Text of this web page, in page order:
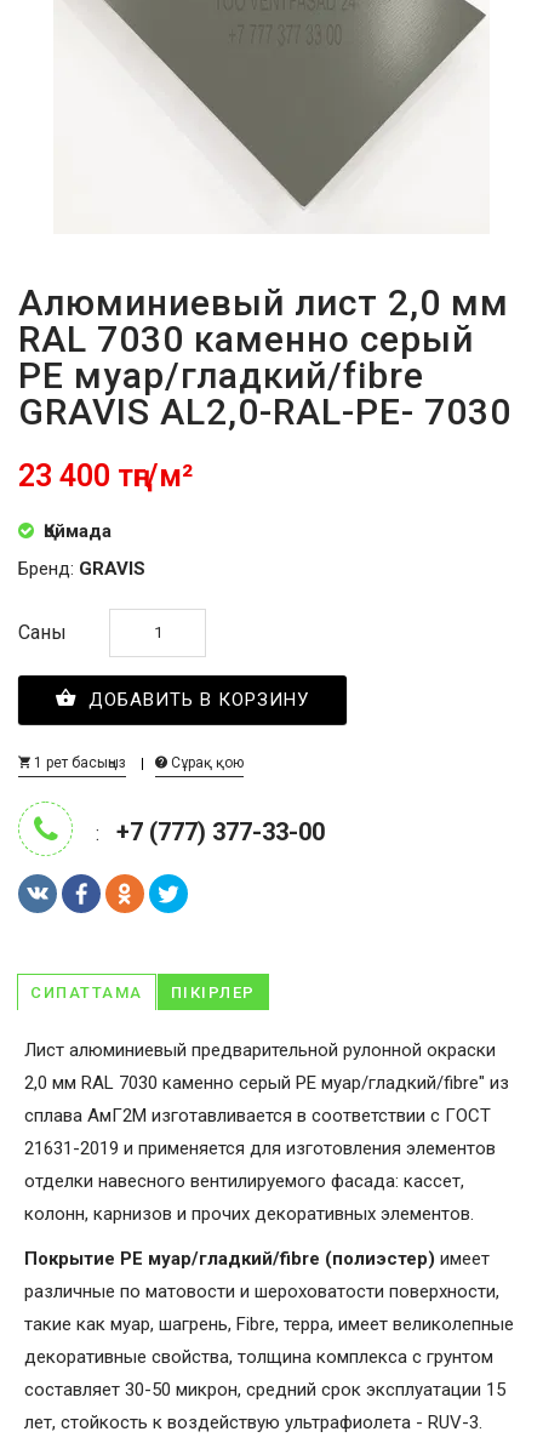
Алюминиевый лист 2,0 мм
RAL 7030 каменно серый
PE муар/гладкий/fibre
GRAVIS AL2,0-RAL-PE- 7030
23 400 тңг/м²
Қоймада
Бренд: GRAVIS
Саны
ДОБАВИТЬ В КОРЗИНУ
1 рет басыңыз Сұрақ қою
: +7 (777) 377-33-00
СИПАТТАМА ПІКІРЛЕР
Лист алюминиевый предварительной рулонной окраски
2,0 мм RAL 7030 каменно серый PE муар/гладкий/fibre" из
сплава АмГ2М изготавливается в соответствии с ГОСТ
21631-2019 и применяется для изготовления элементов
отделки навесного вентилируемого фасада: кассет,
колонн, карнизов и прочих декоративных элементов.
Покрытие PE муар/гладкий/fibre (полиэстер) имеет
различные по матовости и шероховатости поверхности,
такие как муар, шагрень, Fibrе, терра, имеет великолепные
декоративные свойства, толщина комплекса с грунтом
составляет 30-50 микрон, средний срок эксплуатации 15
лет, стойкость к воздействую ультрафиолета - RUV-3.